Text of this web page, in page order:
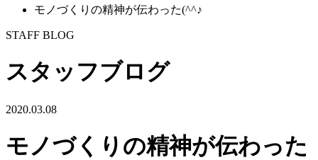
モノづくりの精神が伝わった(^^♪
STAFF BLOG
スタッフブログ
2020.03.08
モノづくりの精神が伝わった